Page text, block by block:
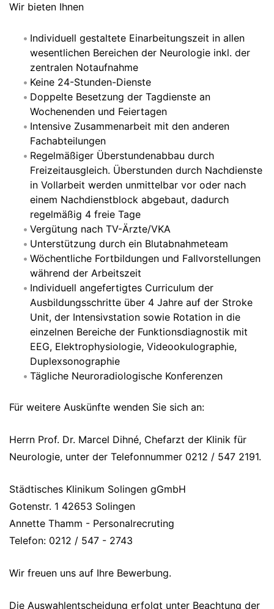
Wir bieten Ihnen
Individuell gestaltete Einarbeitungszeit in allen
wesentlichen Bereichen der Neurologie inkl. der
zentralen Notaufnahme
Keine 24-Stunden-Dienste
Doppelte Besetzung der Tagdienste an
Wochenenden und Feiertagen
Intensive Zusammenarbeit mit den anderen
Fachabteilungen
Regelmäßiger Überstundenabbau durch
Freizeitausgleich. Überstunden durch Nachdienste
in Vollarbeit werden unmittelbar vor oder nach
einem Nachdienstblock abgebaut, dadurch
regelmäßig 4 freie Tage
Vergütung nach TV-Ärzte/VKA
Unterstützung durch ein Blutabnahmeteam
Wöchentliche Fortbildungen und Fallvorstellungen
während der Arbeitszeit
Individuell angefertigtes Curriculum der
Ausbildungsschritte über 4 Jahre auf der Stroke
Unit, der Intensivstation sowie Rotation in die
einzelnen Bereiche der Funktionsdiagnostik mit
EEG, Elektrophysiologie, Videookulographie,
Duplexsonographie
Tägliche Neuroradiologische Konferenzen
Für weitere Auskünfte wenden Sie sich an:
Herrn Prof. Dr. Marcel Dihné, Chefarzt der Klinik für
Neurologie, unter der Telefonnummer 0212 / 547 2191.
Städtisches Klinikum Solingen gGmbH
Gotenstr. 1 42653 Solingen
Annette Thamm - Personalrecruting
Telefon: 0212 / 547 - 2743
Wir freuen uns auf Ihre Bewerbung.
Die Auswahlentscheidung erfolgt unter Beachtung der